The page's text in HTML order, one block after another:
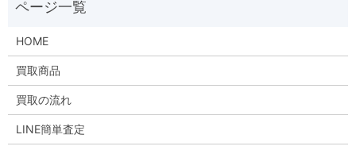
HOME
買取商品
買取の流れ
LINE簡単査定